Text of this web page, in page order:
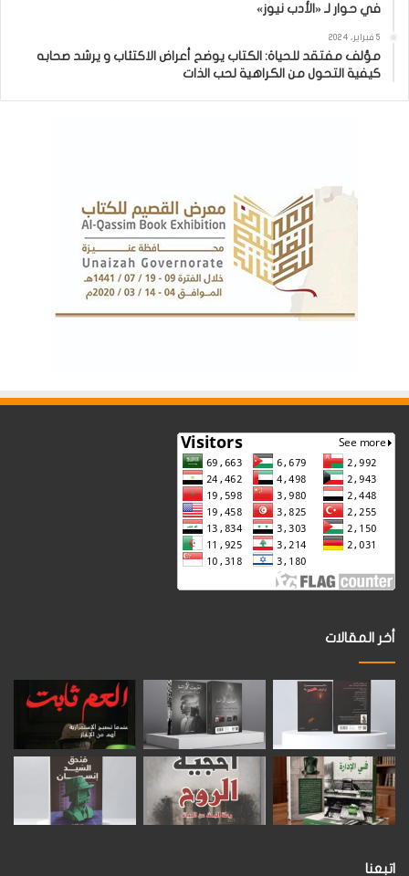
في حوار لـ «الأدب نيوز»
5 فبراير، 2024
مؤلف مفتقد للحياة: الكتاب يوضح أعراض الاكتئاب و يرشد صحابه
كيفية التحول من الكراهية لحب الذات
أخر المقالات
اتبعنا